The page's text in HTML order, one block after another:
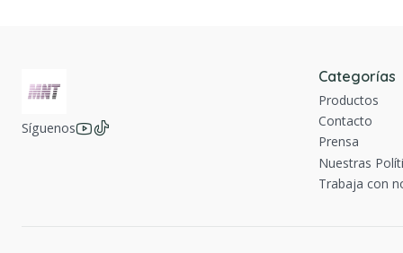
Síguenos
Categorías
Productos
Contacto
Prensa
Nuestras
Trabaja con